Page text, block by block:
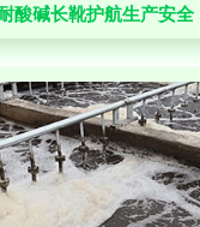
酸碱长靴护航生产安全